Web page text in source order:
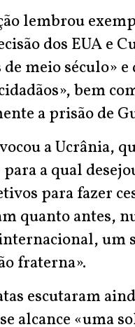
lembrou
dos EUA e
meio século»
bem
a prisão de
a Ucrânia,
a qual
para fazer
quanto antes,
um
fraterna».
escutaram
alcance «uma